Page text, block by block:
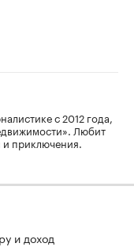
с 2012 года,
Любит
приключения.
и доход